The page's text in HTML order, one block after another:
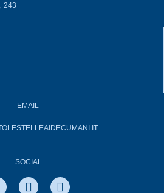
243
EMAIL
SOCIAL